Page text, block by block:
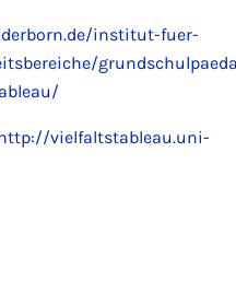
institut-fuer-
vielfaltstableau.uni-